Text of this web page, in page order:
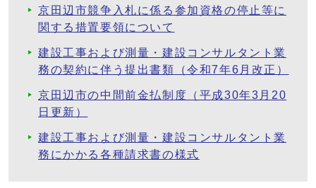
京田辺市競争入札に係る参加資格の停止等に
関する措置要領について
建設工事および測量・建設コンサルタント業
務の契約に伴う提出書類（令和7年6月改正）
京田辺市の中間前金払制度（平成30年3月20
日更新）
建設工事および測量・建設コンサルタント業
務にかかる各種請求書の様式